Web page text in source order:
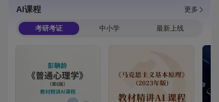
AI课程 更多
考研考证 中小学 最新上线